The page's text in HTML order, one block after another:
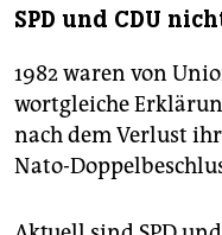
SPD und CDU
1982 waren von
wortgleiche
nach dem Verlust
Nato-